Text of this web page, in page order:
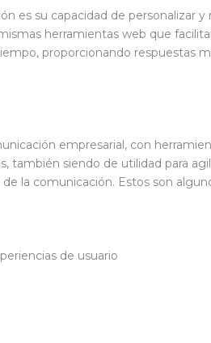
es su capacidad de personalizar
herramientas web que
proporcionando respuestas
empresarial, con
siendo de utilidad para
la comunicación. Estos son
de usuario